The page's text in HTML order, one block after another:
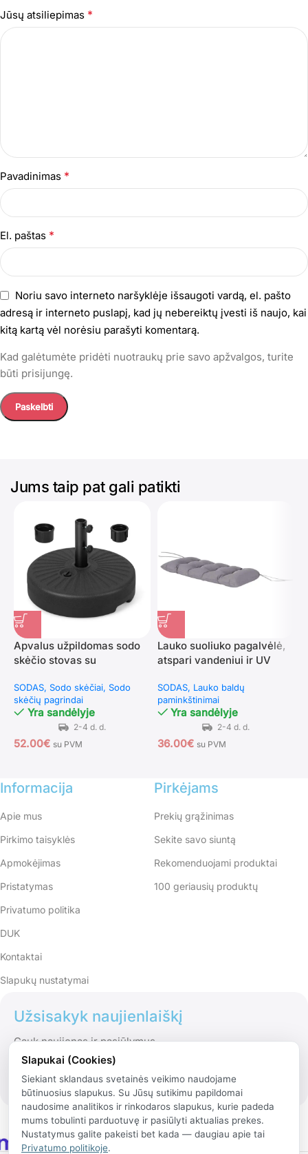
Jūsų atsiliepimas *
Pavadinimas *
El. paštas *
Noriu savo interneto naršyklėje išsaugoti vardą, el. pašto
adresą ir interneto puslapį, kad jų nebereiktų įvesti iš naujo, kai
kitą kartą vėl norėsiu parašyti komentarą.
Kad galėtumėte pridėti nuotraukų prie savo apžvalgos, turite
būti prisijungę.
Jums taip pat gali patikti
Apvalus užpildomas sodo
skėčio stovas su
(Juoda)
SODAS Sodo skėčiai Sodo
skėčių pagrindai
Yra sandėlyje
52.00€ su PVM
Lauko suoliuko pagalvėlė,
atspari vandeniui ir UV
12,5 cm storio, su tvirtinimo
dirželiais
SODAS Lauko baldų
paminkštinimai
Yra sandėlyje
36.00€ su PVM
Informacija
Apie mus
Pirkimo taisyklės
Apmokėjimas
Pristatymas
Privatumo politika
DUK
Kontaktai
Slapukų nustatymai
Pirkėjams
Prekių grąžinimas
Sekite savo siuntą
Rekomenduojami produktai
100 geriausių produktų
Užsisakyk naujienlaiškį
Gauk naujienas ir pasiūlymus
Slapukai (Cookies)
Siekiant sklandaus svetainės veikimo naudojame
būtinuosius slapukus. Su Jūsų sutikimu papildomai
naudosime analitikos ir rinkodaros slapukus, kurie padeda
mums tobulinti parduotuvę ir pasiūlyti aktualias prekes.
Nustatymus galite pakeisti bet kada — daugiau apie tai
Privatumo politikoje.